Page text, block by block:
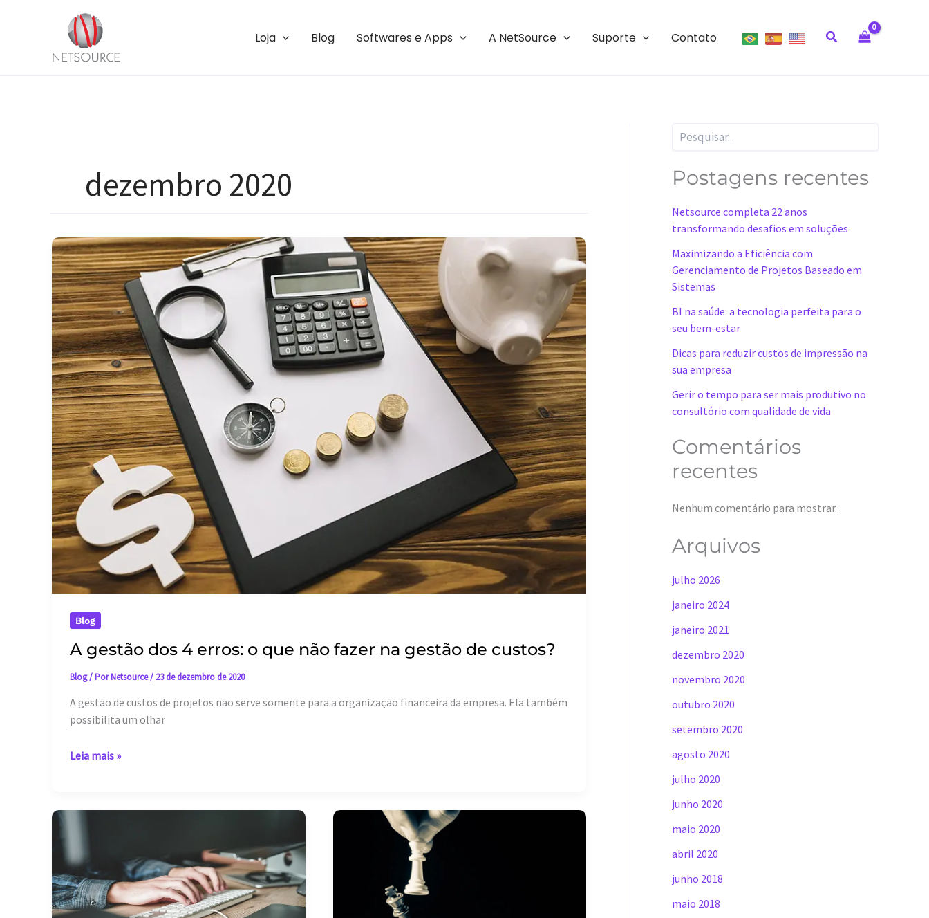
Loja Blog Softwares e Apps A NetSource Suporte Contato Pesquisar
dezembro 2020
Blog
A gestão dos 4 erros: o que não fazer na gestão de custos?
Blog/ PorNetsource/ 23 de dezembro de 2020
A gestão de custos de projetos não serve somente para a organização financeira da empresa. Ela também
possibilita um olhar
A
que
não
fazer
na
Leia mais »
q
u
s
a
Postagens recentes
Netsource completa 22 anos
transformando desafios em soluções
Maximizando a Eficiência com
Gerenciamento de Projetos Baseado em
Sistemas
BI na saúde: a tecnologia perfeita para o
seu bem-estar
Dicas para reduzir custos de impressão na
sua empresa
Gerir o tempo para ser mais produtivo no
consultório com qualidade de vida
Comentários
recentes
Nenhum comentário para mostrar.
Arquivos
julho 2026
janeiro 2024
janeiro 2021
dezembro 2020
novembro 2020
outubro 2020
setembro 2020
agosto 2020
julho 2020
junho 2020
maio 2020
abril 2020
junho 2018
maio 2018